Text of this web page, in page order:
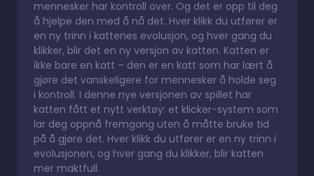
mennesker har kontroll over. Og det er opp til deg
å hjelpe den med å nå det. Hver klikk du utfører er
en ny trinn i kattenes evolusjon, og hver gang du
klikker, blir det en ny versjon av katten. Katten er
ikke bare en katt – den er en katt som har lært å
gjøre det vanskeligere for mennesker å holde seg
i kontroll. I denne nye versjonen av spillet har
katten fått et nytt verktøy: et klicker-system som
lar deg oppnå fremgang uten å måtte bruke tid
på å gjøre det. Hver klikk du utfører er en ny trinn i
evolusjonen, og hver gang du klikker, blir katten
mer maktfull.